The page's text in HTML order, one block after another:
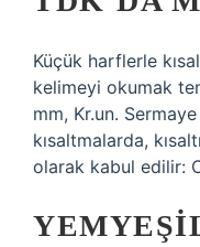
Küçük harflerle
kelimeyi okumak
mm, Kr.un.
kısaltmalarda,
olarak kabul edilir: